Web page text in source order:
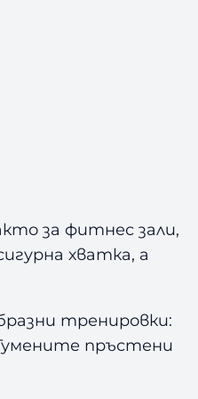
за фитнес зали,
хватка, а
тренировки:
пръстени